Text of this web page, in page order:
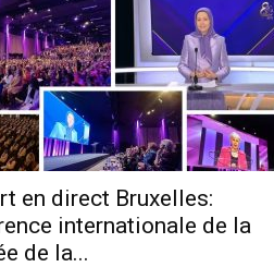
en direct Bruxelles:
internationale de la
de la...